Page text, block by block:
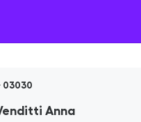
03030
Anna